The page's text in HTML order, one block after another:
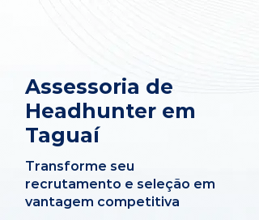
Assessoria de
Headhunter em
Taguaí
Transforme seu
recrutamento e seleção em
vantagem competitiva